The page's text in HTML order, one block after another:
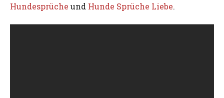
Hundesprüche und Hunde Sprüche Liebe.